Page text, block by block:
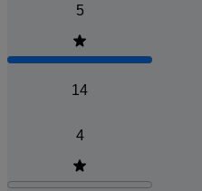
5
14
4